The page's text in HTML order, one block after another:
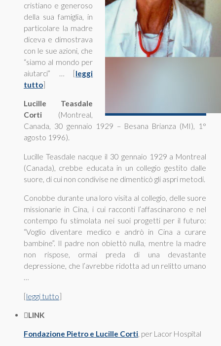
cristiano e generoso
della sua famiglia, in
particolare la madre
diceva e dimostrava
con le sue azioni, che
“siamo al mondo per
aiutarci” … [leggi
tutto]
Lucille Teasdale
Corti (Montreal,
Canada, 30 gennaio 1929 – Besana Brianza (MI), 1°
agosto 1996).
Lucille Teasdale nacque il 30 gennaio 1929 a Montreal
(Canada), crebbe educata in un collegio gestito dalle
suore, di cui non condivise ne dimenticò gli aspri metodi.
Conobbe durante una loro visita al collegio, delle suore
missionarie in Cina, i cui racconti l’affascinarono e nel
contempo fu stimolata nei suoi progetti per il futuro:
“Voglio diventare medico e andrò in Cina a curare
bambine”. Il padre non obiettò nulla, mentre la madre
non rispose, ormai preda di una devastante
depressione, che l’avrebbe ridotta ad un relitto umano
…
[leggi tutto]
LINK
Fondazione Pietro e Lucille Corti, per Lacor Hospital